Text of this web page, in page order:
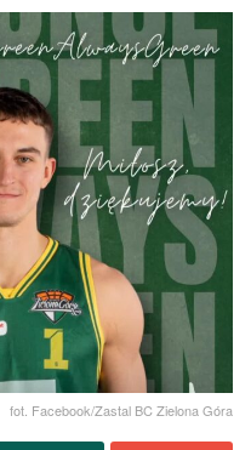
fot. Facebook/Zastal BC Zielona Góra